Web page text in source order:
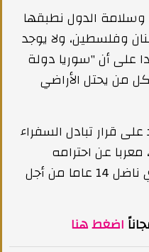
وسلامة الدول نطبقها
وفلسطين، ولا يوجد
على أن "سوريا دولة
من يحتل الأراضي
قرار تبادل السفراء
معربا عن احترامه
وتقديره للشعب السوري "الذي ناضل 14 عاما من أجل
اضغط هنا